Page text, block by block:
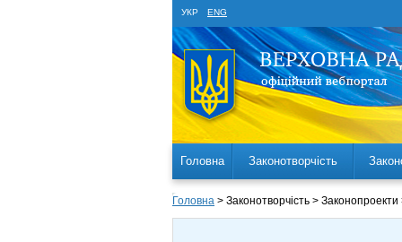
УКР ENG
Головна Законотворчість
Головна > Законотворчість >